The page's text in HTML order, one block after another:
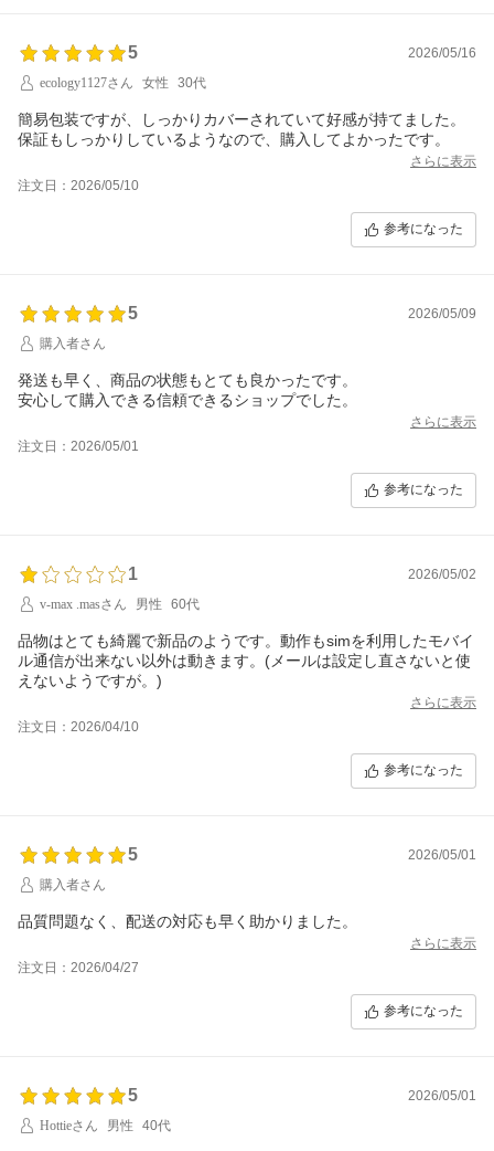
5
2026/05/16
ecology1127さん
女性 30代
簡易包装ですが、しっかりカバーされていて好感が持てました。
保証もしっかりしているようなので、購入してよかったです。
さらに表示
注文日：2026/05/10
参考になった
5
2026/05/09
購入者さん
発送も早く、商品の状態もとても良かったです。
安心して購入できる信頼できるショップでした。
さらに表示
注文日：2026/05/01
参考になった
1
2026/05/02
v-max .masさん
男性 60代
品物はとても綺麗で新品のようです。動作もsimを利用したモバイ
ル通信が出来ない以外は動きます。(メールは設定し直さないと使
えないようですが。)
さらに表示
注文日：2026/04/10
参考になった
5
2026/05/01
購入者さん
品質問題なく、配送の対応も早く助かりました。
さらに表示
注文日：2026/04/27
参考になった
5
2026/05/01
Hottieさん
男性 40代